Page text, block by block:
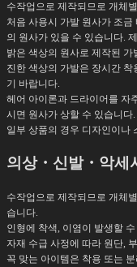
수작업으로 제작되므로 개체
처음 사용시 가발 원사가 조
의 원사가 있을 수 있습니다.
밝은 색상의 원사로 제작된
진한 색상의 가발은 장시간 착
기 바랍니다.
헤어 아이론과 드라이어를 자
시면 원사가 상할 수 있습니다.
일부 상품의 경우 디자인이나
의상・신발・악세
수작업으로 제작되므로 개체
습니다.
인형에 착색, 이염이 발생할
자재 수급 사정에 따라 원단,
꼭 맞는 아이템은 착용 또는